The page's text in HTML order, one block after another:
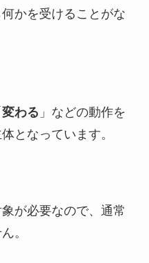
かを受けることがな
変わる 」などの動作を
となっています。
が必要なので、通常
。